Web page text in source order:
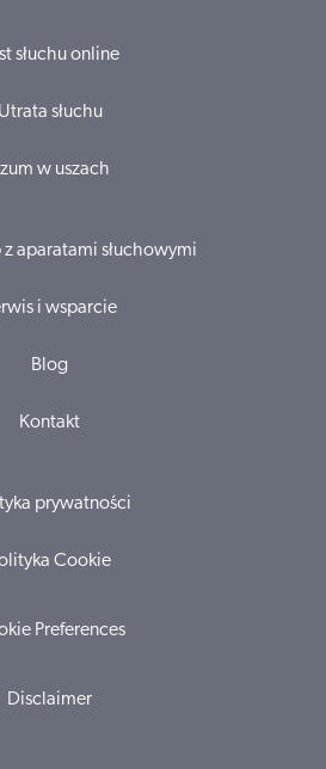
słuchu online
Utrata słuchu
w uszach
z aparatami słuchowymi
i wsparcie
Blog
Kontakt
prywatności
Cookie
Preferences
Disclaimer